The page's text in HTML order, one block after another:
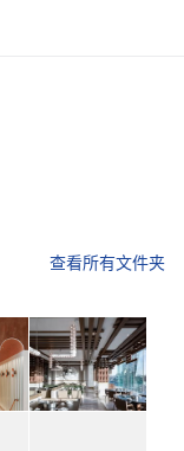
查看所有文件夹